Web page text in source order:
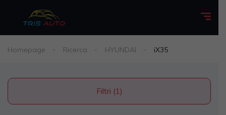
Homepage Ricerca HYUNDAI iX35
Filtri (1)